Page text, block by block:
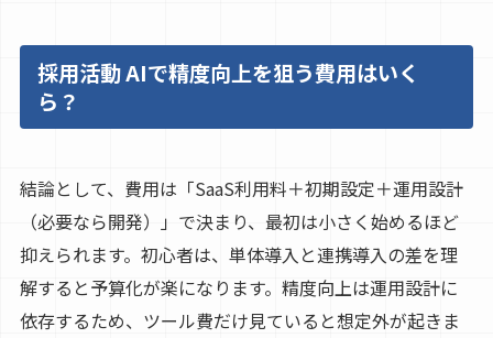
採用活動 AIで精度向上を狙う費用はいく
ら？
結論として、費用は「SaaS利用料＋初期設定＋運用設計
（必要なら開発）」で決まり、最初は小さく始めるほど
抑えられます。初心者は、単体導入と連携導入の差を理
解すると予算化が楽になります。精度向上は運用設計に
依存するため、ツール費だけ見ていると想定外が起きま